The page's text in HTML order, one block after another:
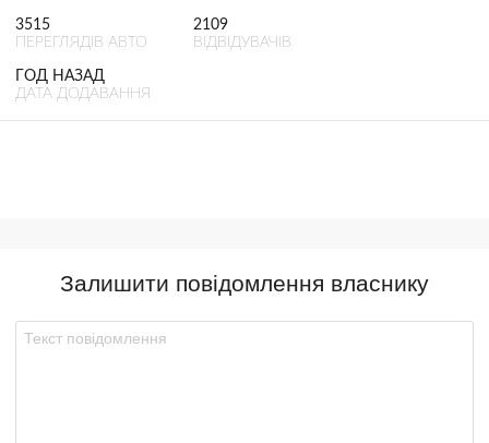
3515
ПЕРЕГЛЯДІВ АВТО
2109
ВІДВІДУВАЧІВ
ГОД НАЗАД
ДАТА ДОДАВАННЯ
Залишити повідомлення власнику